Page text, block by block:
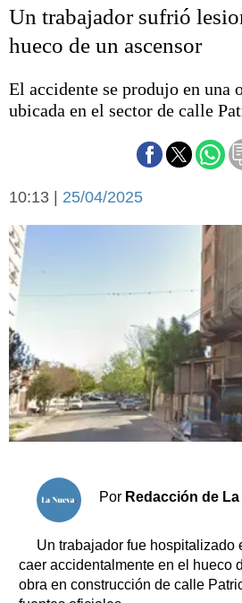
El mundo
Deportes
Liga del
Fútbol
Cines
Economía y campo
Con el
Espacio
Sociedad y tiempo
libre
Sociedad
Tecnología
Turismo
Salud
Es viral
Cartón Lleno
Fúnebres
Horóscopo
Suplementos
Un trabajador sufrió
hueco de un ascensor
El accidente se produjo en una
ubicada en el sector de calle
10:13 | 25/04/2025
Por Redacción de
Un trabajador fue hospitalizado
caer accidentalmente en el hueco
obra en construcción de calle